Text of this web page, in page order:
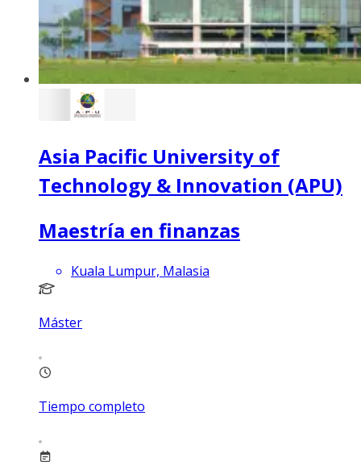
Asia Pacific University of
Technology & Innovation (APU)
Maestría en finanzas
Kuala Lumpur, Malasia
Máster
Tiempo completo